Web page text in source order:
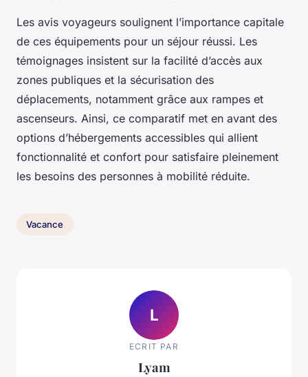
Les avis voyageurs soulignent l’importance capitale
de ces équipements pour un séjour réussi. Les
témoignages insistent sur la facilité d’accès aux
zones publiques et la sécurisation des
déplacements, notamment grâce aux rampes et
ascenseurs. Ainsi, ce comparatif met en avant des
options d’hébergements accessibles qui allient
fonctionnalité et confort pour satisfaire pleinement
les besoins des personnes à mobilité réduite.
Vacance
L
ECRIT PAR
Lyam